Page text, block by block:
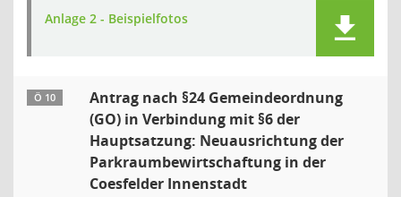
Anlage 2 - Beispielfotos
Ö 10
Antrag nach §24 Gemeindeordnung
(GO) in Verbindung mit §6 der
Hauptsatzung: Neuausrichtung der
Parkraumbewirtschaftung in der
Coesfelder Innenstadt